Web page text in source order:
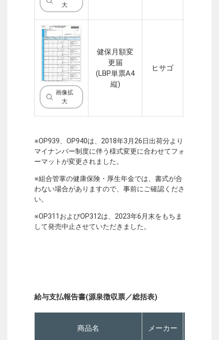
大
画像拡
大
健保月額変
更届
(LBP単票A4
縦)
ヒサゴ
※OP939、OP940は、2018年3月26日出荷分より
マイナンバー制度に伴う様式変更に合わせてフォ
ーマットが変更されました。
※組合管掌の健康保険・厚生年金では、書式が合
わない場合がありますので、事前にご確認くださ
い。
※OP311およびOP312は、2023年6月末をもちま
して発売中止させていただきました。
給与支払報告書(源泉徴収票／総括表)
商品名 メーカー